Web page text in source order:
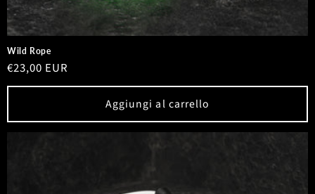
Wild Rope
Prezzo
di
€23,00 EUR
Aggiungi al carrello